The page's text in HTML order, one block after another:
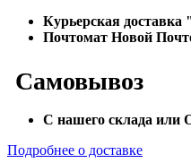
Курьерская
Почтомат Новой
Самовывоз
С нашего склада или
Подробнее о доставке